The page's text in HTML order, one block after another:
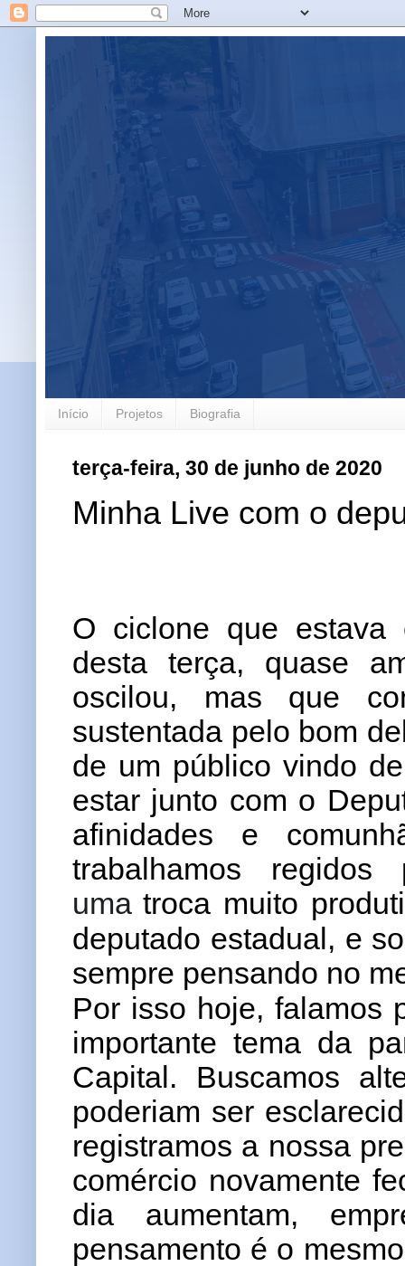
Início Projetos Biografia
terça-feira, 30 de junho de 2020
Minha Live com o
O ciclone que estava
desta terça, quase
oscilou, mas que
sustentada pelo bom
de um público vindo
estar junto com o
afinidades e
trabalhamos regidos
uma troca muito
deputado estadual, e
sempre pensando no
Por isso hoje, falamos
importante tema da
Capital. Buscamos
poderiam ser
registramos a nossa
comércio novamente
dia aumentam,
pensamento é o